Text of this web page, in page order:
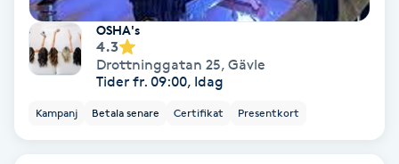
Picolaser
Piercing
OSHA's
4.3
Drottninggatan 25, Gävle
Tider fr. 09:00, Idag
Kampanj Betala senare Certifikat Presentkort